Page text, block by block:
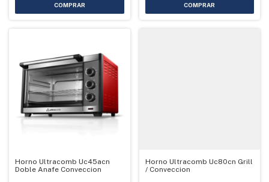
Horno Ultracomb Uc45acn
Doble Anafe Conveccion
Horno Ultracomb Uc80cn Grill
/ Conveccion